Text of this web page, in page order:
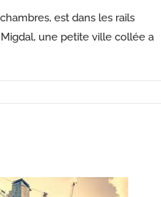
est dans les rails
une petite ville collée a